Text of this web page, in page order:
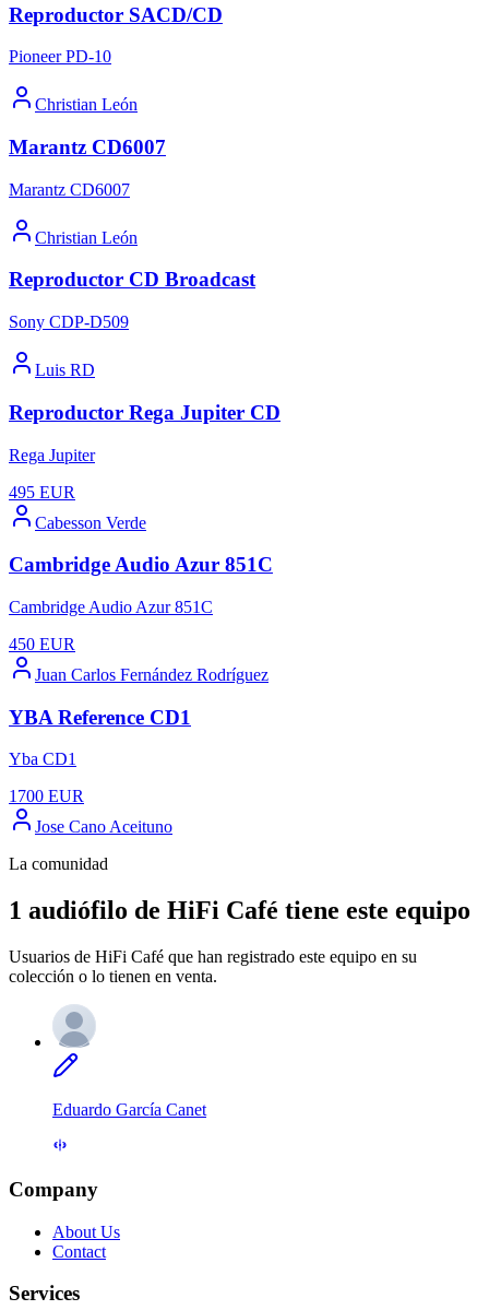
Reproductor SACD/CD
Pioneer PD-10
Christian León
Marantz CD6007
Marantz CD6007
Christian León
Reproductor CD Broadcast
Sony CDP-D509
Luis RD
Reproductor Rega Jupiter CD
Rega Jupiter
495 EUR
Cabesson Verde
Cambridge Audio Azur 851C
Cambridge Audio Azur 851C
450 EUR
Juan Carlos Fernández Rodríguez
YBA Reference CD1
Yba CD1
1700 EUR
Jose Cano Aceituno
La comunidad
1 audiófilo de HiFi Café tiene este equipo
Usuarios de HiFi Café que han registrado este equipo en su
colección o lo tienen en venta.
Eduardo García Canet
Company
About Us
Contact
Services